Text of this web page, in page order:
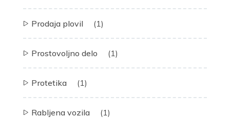
Prodaja plovil (1)
Prostovoljno delo (1)
Protetika (1)
Rabljena vozila (1)